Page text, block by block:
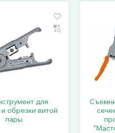
для
и обрезки витой
пары